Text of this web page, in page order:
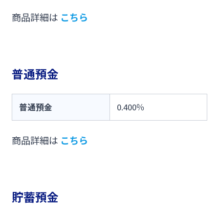
商品詳細は こちら
普通預金
普通預金 0.400％
商品詳細は こちら
貯蓄預金